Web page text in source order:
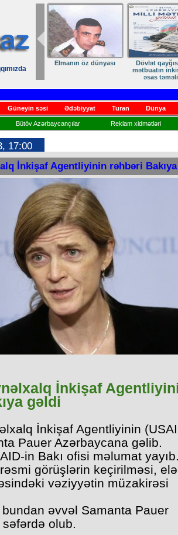
Elmanın öz dünyası
Dövlət
mətbuatın
əsas
Güneyin səsi Ədəbiyyat Turan Dünya
Bütöv Azərbaycançılar Reklam xidmətləri
17:00
İnkişaf Agentliyinin rəhbəri
İnkişaf
gəldi
İnkişaf Agentliyinin
Pauer Azərbaycana gəlib.
in Bakı ofisi məlumat
görüşlərin keçirilməsi,
vəziyyətin müzakirəsi
əvvəl Samanta Pauer
olub.